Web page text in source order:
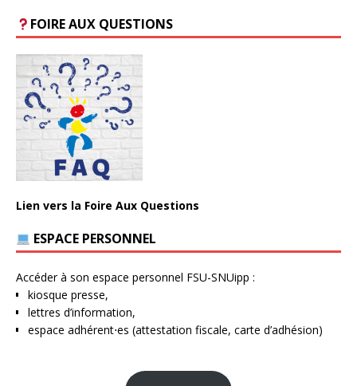
FOIRE AUX QUESTIONS
Lien vers la Foire Aux Questions
ESPACE PERSONNEL
Accéder à son espace personnel FSU-SNUipp :
kiosque presse,
lettres d’information,
espace adhérent⋅es (attestation fiscale, carte d’adhésion)